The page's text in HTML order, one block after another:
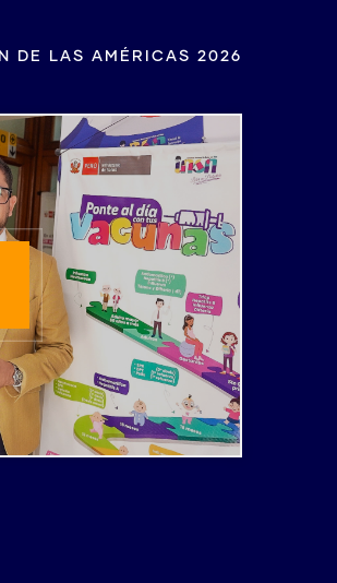
DE LAS AMÉRICAS 2026